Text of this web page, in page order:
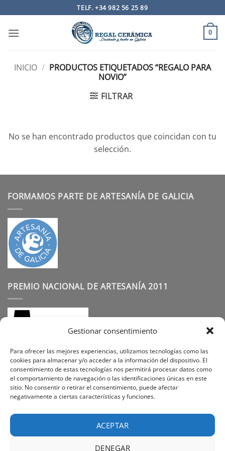
Gestionar consentimiento
Para ofrecer las mejores experiencias, utilizamos tecnologías como las
cookies para almacenar y/o acceder a la información del dispositivo. El
consentimiento de estas tecnologías nos permitirá procesar datos como
el comportamiento de navegación o las identificaciones únicas en este
sitio. No consentir o retirar el consentimiento, puede afectar
negativamente a ciertas características y funciones.
ACEPTAR
DENEGAR
al
contenido
TELF. +34 982 56 25 89
0
INICIO / PRODUCTOS ETIQUETADOS “REGALO PARA
NOVIO”
FILTRAR
No se han encontrado productos que coincidan con tu
selección.
FORMAMOS PARTE DE ARTESANÍA DE GALICIA
PREMIO NACIONAL DE ARTESANÍA 2011
SÍGUENOS